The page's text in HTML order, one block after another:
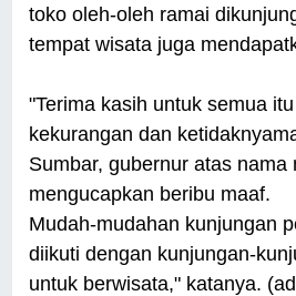
toko oleh-oleh ramai
tempat wisata juga
"Terima kasih untuk semua
kekurangan dan
Sumbar, gubernur atas nama
mengucapkan beribu maaf.
Mudah-mudahan kunjungan
diikuti dengan kunjungan-
untuk berwisata," katanya.